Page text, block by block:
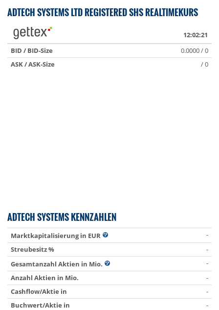
ADTECH SYSTEMS LTD REGISTERED SHS REALTIMEKURS
12:02:21
BID / BID-Size
0.0000 / 0
ASK / ASK-Size
/ 0
ADTECH SYSTEMS KENNZAHLEN
Marktkapitalisierung in EUR
-
Streubesitz %
-
Gesamtanzahl Aktien in Mio.
-
Anzahl Aktien in Mio.
-
Cashflow/Aktie in
-
Buchwert/Aktie in
-